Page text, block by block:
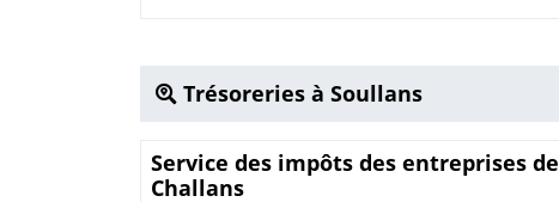
Trésoreries à Soullans
Service des impôts des entreprises de
Challans